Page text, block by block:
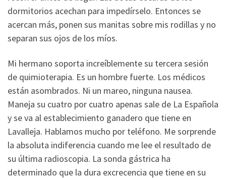
dormitorios acechan para impedírselo. Entonces se
acercan más, ponen sus manitas sobre mis rodillas y no
separan sus ojos de los míos.
Mi hermano soporta increíblemente su tercera sesión
de quimioterapia. Es un hombre fuerte. Los médicos
están asombrados. Ni un mareo, ninguna nausea.
Maneja su cuatro por cuatro apenas sale de La Española
y se va al establecimiento ganadero que tiene en
Lavalleja. Hablamos mucho por teléfono. Me sorprende
la absoluta indiferencia cuando me lee el resultado de
su última radioscopia. La sonda gástrica ha
determinado que la dura excrecencia que tiene en su